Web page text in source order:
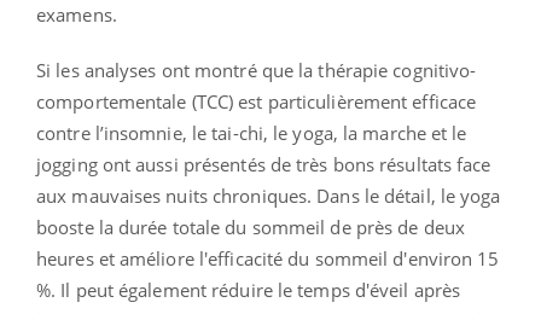
examens.
Si les analyses ont montré que la thérapie cognitivo-
comportementale (TCC) est particulièrement efficace
contre l’insomnie, le tai-chi, le yoga, la marche et le
jogging ont aussi présentés de très bons résultats face
aux mauvaises nuits chroniques. Dans le détail, le yoga
booste la durée totale du sommeil de près de deux
heures et améliore l'efficacité du sommeil d'environ 15
%. Il peut également réduire le temps d'éveil après